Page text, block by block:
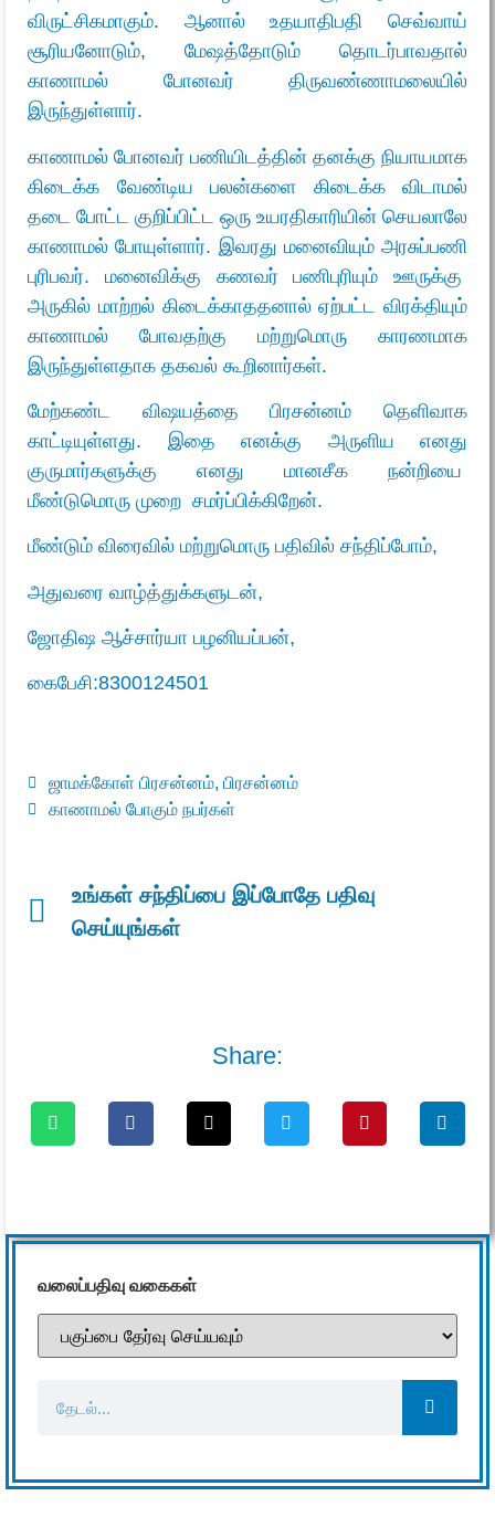
விருட்சிகமாகும். ஆனால் உதயாதிபதி செவ்வாய்
சூரியனோடும், மேஷத்தோடும் தொடர்பாவதால்
காணாமல் போனவர் திருவண்ணாமலையில்
இருந்துள்ளார்.
காணாமல் போனவர் பணியிடத்தின் தனக்கு நியாயமாக
கிடைக்க வேண்டிய பலன்களை கிடைக்க விடாமல்
தடை போட்ட குறிப்பிட்ட ஒரு உயரதிகாரியின் செயலாலே
காணாமல் போயுள்ளார். இவரது மனைவியும் அரசுப்பணி
புரிபவர். மனைவிக்கு கணவர் பணிபுரியும் ஊருக்கு
அருகில் மாற்றல் கிடைக்காததனால் ஏற்பட்ட விரக்தியும்
காணாமல் போவதற்கு மற்றுமொரு காரணமாக
இருந்துள்ளதாக தகவல் கூறினார்கள்.
மேற்கண்ட விஷயத்தை பிரசன்னம் தெளிவாக
காட்டியுள்ளது. இதை எனக்கு அருளிய எனது
குருமார்களுக்கு எனது மானசீக நன்றியை
மீண்டுமொரு முறை சமர்ப்பிக்கிறேன்.
மீண்டும் விரைவில் மற்றுமொரு பதிவில் சந்திப்போம்,
அதுவரை வாழ்த்துக்களுடன்,
ஜோதிஷ ஆச்சார்யா பழனியப்பன்,
கைபேசி:8300124501
ஜாமக்கோள் பிரசன்னம், பிரசன்னம்
காணாமல் போகும் நபர்கள்
உங்கள் சந்திப்பை இப்போதே பதிவு
செய்யுங்கள்
Share:
வலைப்பதிவு வகைகள்